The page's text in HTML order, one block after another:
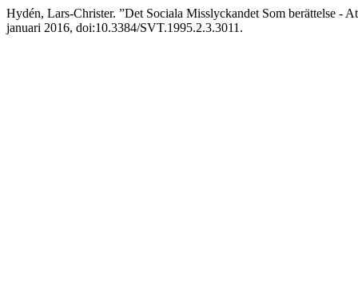
Hydén, Lars-Christer. ”Det Sociala Misslyckandet Som berättelse -
januari 2016, doi:10.3384/SVT.1995.2.3.3011.